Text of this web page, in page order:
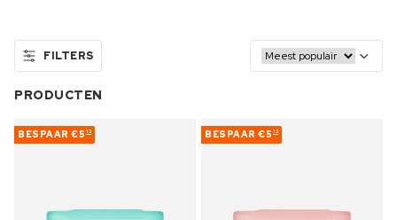
FILTERS
PRODUCTEN
BESPAAR €5 13 BESPAAR €5 13